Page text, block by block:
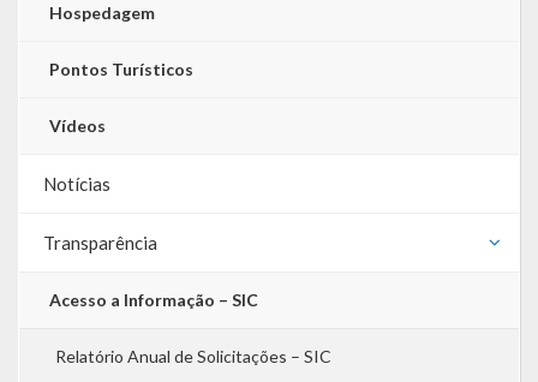
Hospedagem
Pontos Turísticos
Vídeos
Notícias
Transparência
Acesso a Informação – SIC
Relatório Anual de Solicitações – SIC